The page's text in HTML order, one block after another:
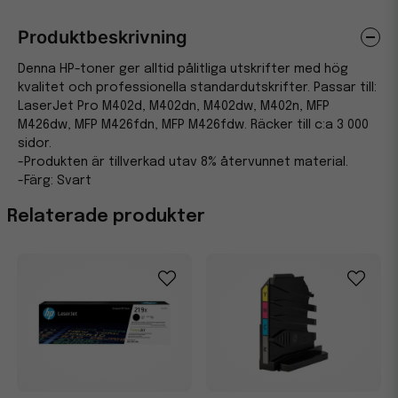
Relaterade produkter
Produktbeskrivning
Denna HP-toner ger alltid pålitliga utskrifter med hög
kvalitet och professionella standardutskrifter. Passar till:
LaserJet Pro M402d, M402dn, M402dw, M402n, MFP
M426dw, MFP M426fdn, MFP M426fdw. Räcker till c:a 3 000
sidor.
-Produkten är tillverkad utav 8% återvunnet material.
-Färg: Svart